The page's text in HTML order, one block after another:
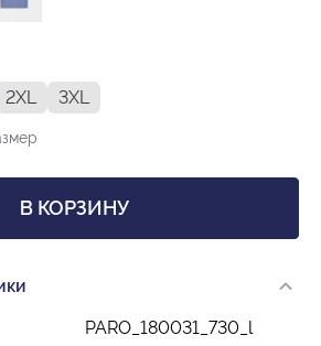
2XL 3XL
В КОРЗИНУ
PARO_180031_730_l